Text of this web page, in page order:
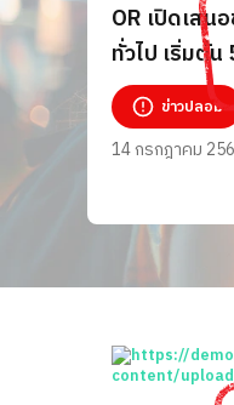
OR เปิดเสน
ทั่วไป เริ่มต้
บาท ข่าวปลอม
14 กรกฎาคม